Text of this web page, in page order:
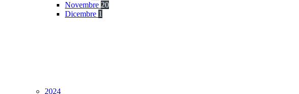
Novembre 20
Dicembre 1
2024